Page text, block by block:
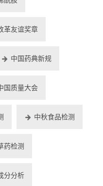
革友谊奖章
中国药典新规
国质量大会
中秋食品检测
药检测
分分析